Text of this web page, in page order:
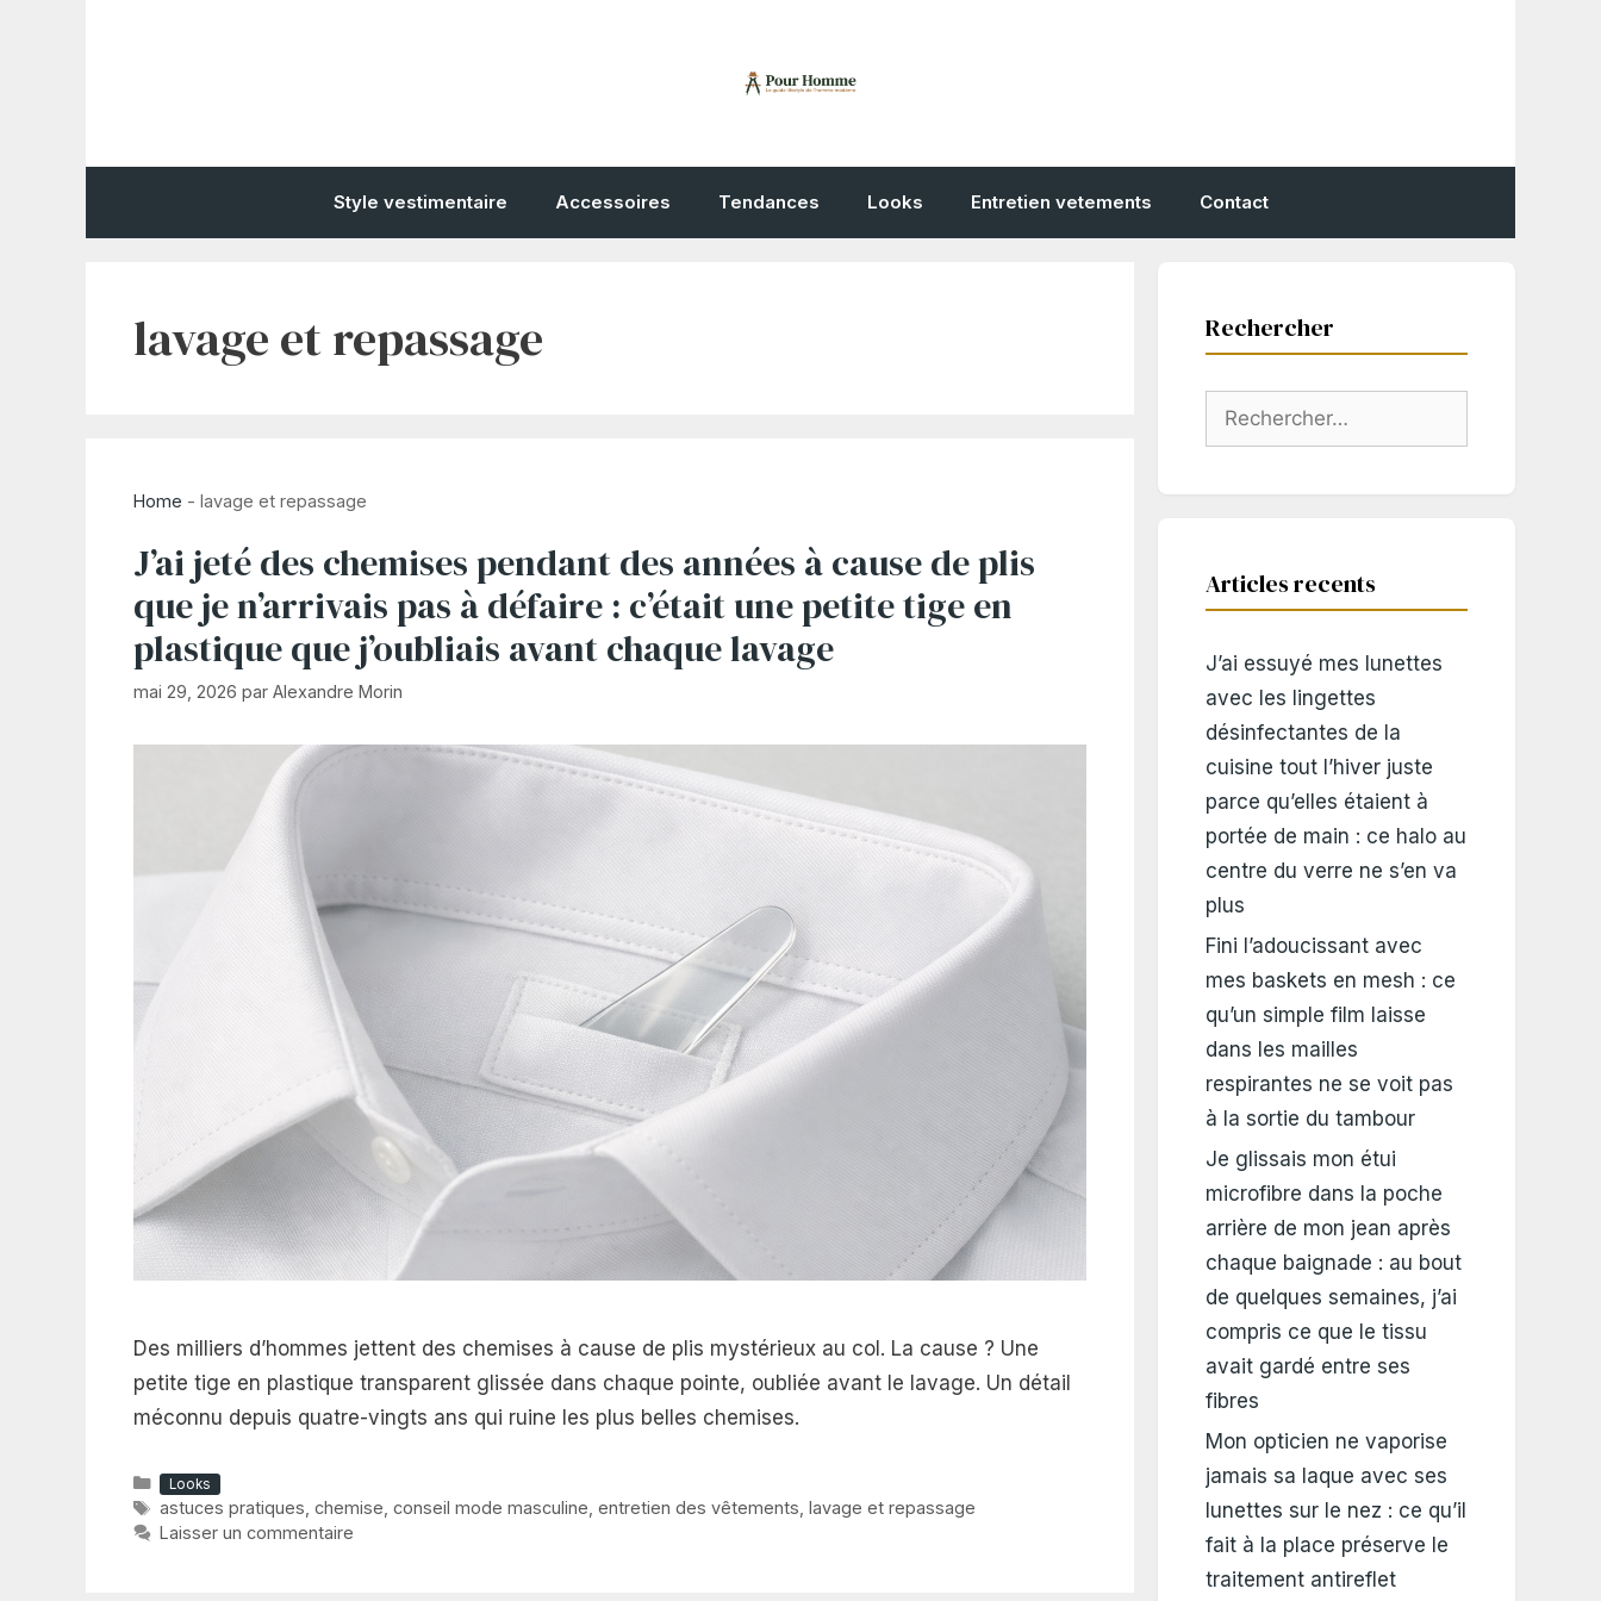
Style vestimentaire Accessoires Tendances Looks Entretien vetements Contact
lavage et repassage
Home - lavage et repassage
J’ai jeté des chemises pendant des années à cause de plis
que je n’arrivais pas à défaire : c’était une petite tige en
plastique que j’oubliais avant chaque lavage
mai 29, 2026 par Alexandre Morin
Des milliers d’hommes jettent des chemises à cause de plis mystérieux au col. La cause ? Une
petite tige en plastique transparent glissée dans chaque pointe, oubliée avant le lavage. Un détail
méconnu depuis quatre-vingts ans qui ruine les plus belles chemises.
Catégories
Looks
Étiquettes
astuces pratiques chemise conseil mode masculine entretien des vêtements lavage et repassage
Laisser un commentaire
Rechercher
Rechercher :
Articles recents
J’ai essuyé mes lunettes
avec les lingettes
désinfectantes de la
cuisine tout l’hiver juste
parce qu’elles étaient à
portée de main : ce halo au
centre du verre ne s’en va
plus
Fini l’adoucissant avec
mes baskets en mesh : ce
qu’un simple film laisse
dans les mailles
respirantes ne se voit pas
à la sortie du tambour
Je glissais mon étui
microfibre dans la poche
arrière de mon jean après
chaque baignade : au bout
de quelques semaines, j’ai
compris ce que le tissu
avait gardé entre ses
fibres
Mon opticien ne vaporise
jamais sa laque avec ses
lunettes sur le nez : ce qu’il
fait à la place préserve le
traitement antireflet